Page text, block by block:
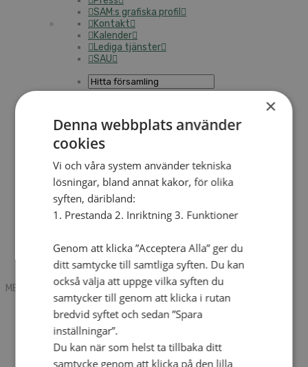
SAM:s grafiska profil
Kontakt
Kalender
Lediga tjänster
SAU
Mobile box
Kontakt
Tidning
Annonsera
Hitta församling
Press
Kalender
Lediga tjänster
Sommargårdar
MENU
MENU
Search mobile
English
Hej! Vad söker du?
Kontakt
×
Denna webbplats använder
cookies
Vi och våra system använder tekniska
lösningar, bland annat kakor, för olika
syften, däribland:
1. Prestanda 2. Inriktning 3. Funktioner
Genom att klicka ”Acceptera Alla” ger du
ditt samtycke till samtliga syften. Du kan
också välja att uppge vilka syften du
samtycker till genom att klicka i rutan
bredvid syftet och sedan ”Spara
inställningar”.
Du kan när som helst ta tillbaka ditt
samtycke genom att klicka på den lilla